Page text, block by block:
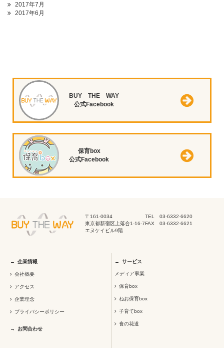
2017年7月
2017年6月
BUY THE WAY
公式Facebook
保育box
公式Facebook
〒161-0034
東京都新宿区上落合1-16-7
エヌケイビル9階
TEL 03-6332-6620
FAX 03-6332-6621
企業情報
会社概要
アクセス
企業理念
プライバシーポリシー
お問合わせ
サービス
メディア事業
保育box
ねお保育box
子育てbox
食の花道